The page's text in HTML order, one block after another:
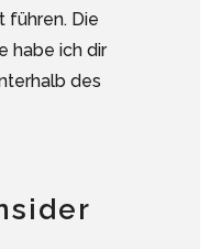
führen. Die
habe ich dir
des